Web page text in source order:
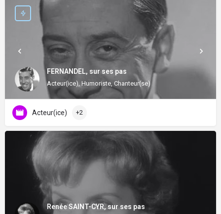
FERNANDEL, sur ses pas
Acteur(ice), Humoriste, Chanteur(se)
Acteur(ice) +2
Renée SAINT-CYR, sur ses pas